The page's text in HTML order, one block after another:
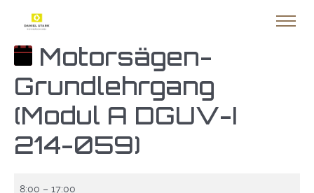
Motorsägen-
Grundlehrgang
(Modul A DGUV-I
214-059)
Motorsägen-
8:00 – 17:00